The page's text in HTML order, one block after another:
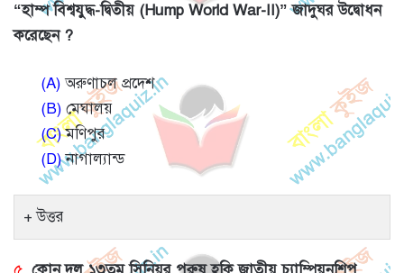
“হাম্প বিশ্বযুদ্ধ-দ্বিতীয় (Hump World War-II)” জাদুঘর উদ্বোধন
করেছেন ?
(A)অরুণাচল প্রদেশ
(B) মেঘালয়
(C)মণিপুর
(D)নাগাল্যান্ড
উত্তর